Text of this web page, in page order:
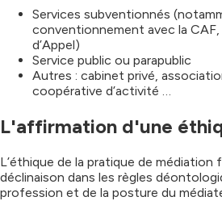
Services subventionnés
conventionnement avec la
d’Appel)
Service public ou parapublic
Autres : cabinet privé,
coopérative d’activité …
L'affirmation d'une
L’éthique de la pratique de médiation
déclinaison dans les règles
profession et de la posture du